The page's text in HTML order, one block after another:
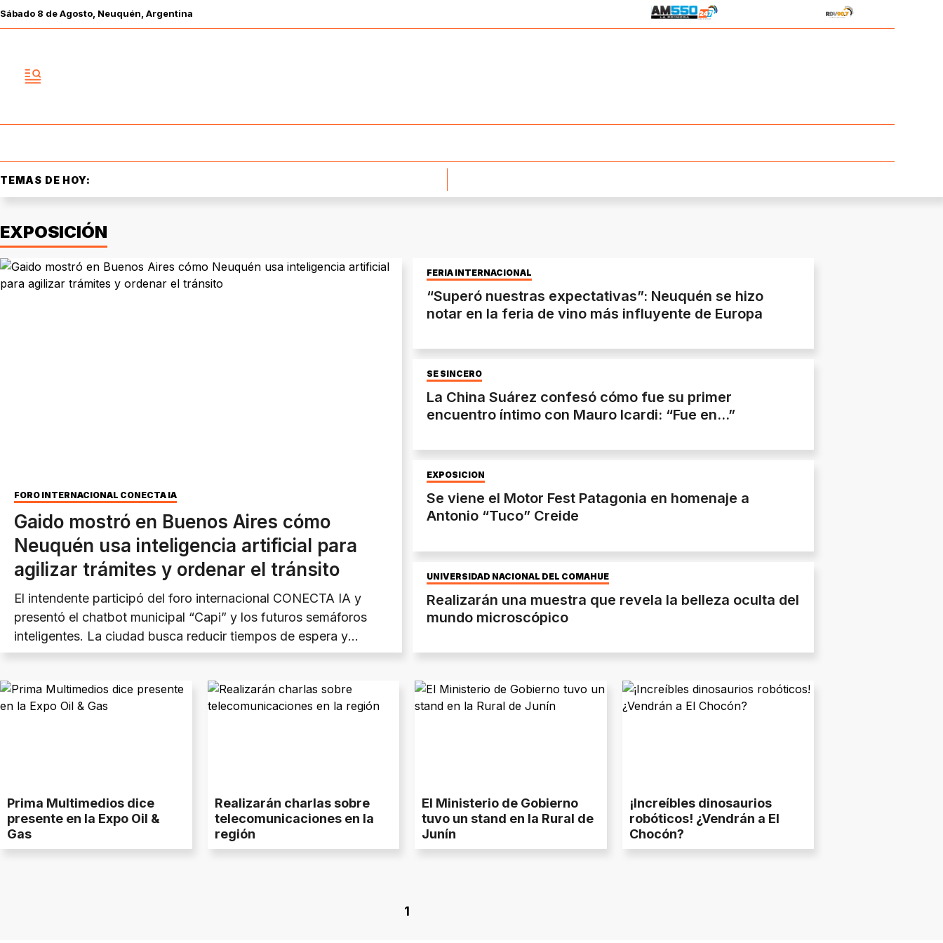
Sábado 8 deAgosto , Neuquén, Argentina
TEMAS DE HOY:
EXPOSICIÓN
FORO INTERNACIONAL CONECTA IA
Gaido mostró en Buenos Aires cómo
Neuquén usa inteligencia artificial para
agilizar trámites y ordenar el tránsito
El intendente participó del foro internacional CONECTA IA y
presentó el chatbot municipal “Capi” y los futuros semáforos
inteligentes. La ciudad busca reducir tiempos de espera y
avanzar hacia el modelo de “Ciudad de los 15 minutos”.
FERIA INTERNACIONAL
“Superó nuestras expectativas”: Neuquén se hizo
notar en la feria de vino más influyente de Europa
SE SINCERÓ
La China Suárez confesó cómo fue su primer
encuentro íntimo con Mauro Icardi: “Fue en…”
EXPOSICIÓN
Se viene el Motor Fest Patagonia en homenaje a
Antonio “Tuco” Creide
UNIVERSIDAD NACIONAL DEL COMAHUE
Realizarán una muestra que revela la belleza oculta del
mundo microscópico
Prima Multimedios dice
presente en la Expo Oil &
Gas
Realizarán charlas sobre
telecomunicaciones en la
región
El Ministerio de Gobierno
tuvo un stand en la Rural de
Junín
¡Increíbles dinosaurios
robóticos! ¿Vendrán a El
Chocón?
1